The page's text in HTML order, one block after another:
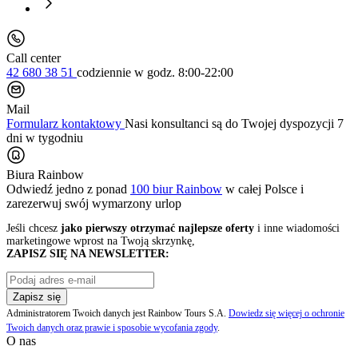
Call center
42 680 38 51 codziennie w godz. 8:00-22:00
Mail
Formularz kontaktowy Nasi konsultanci są do Twojej dyspozycji 7
dni w tygodniu
Biura Rainbow
Odwiedź jedno z ponad 100 biur Rainbow w całej Polsce i
zarezerwuj swój wymarzony urlop
Jeśli chcesz jako pierwszy otrzymać najlepsze oferty i inne wiadomości
marketingowe wprost na Twoją skrzynkę,
ZAPISZ SIĘ NA NEWSLETTER:
Zapisz się
Administratorem Twoich danych jest Rainbow Tours S.A. Dowiedz się więcej o ochronie
Twoich danych oraz prawie i sposobie wycofania zgody.
O nas